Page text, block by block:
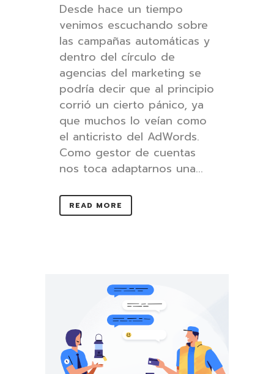
Desde hace un tiempo
venimos escuchando sobre
las campañas automáticas y
dentro del círculo de
agencias del marketing se
podría decir que al principio
corrió un cierto pánico, ya
que muchos lo veían como
el anticristo del AdWords.
Como gestor de cuentas
nos toca adaptarnos una...
READ MORE